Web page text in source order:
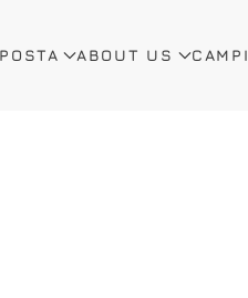
ABOUT US CAMPI